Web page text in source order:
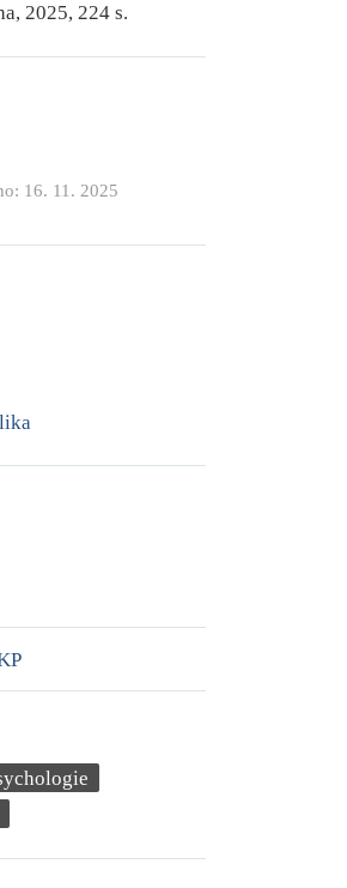
2025, 224 s.
16. 11. 2025